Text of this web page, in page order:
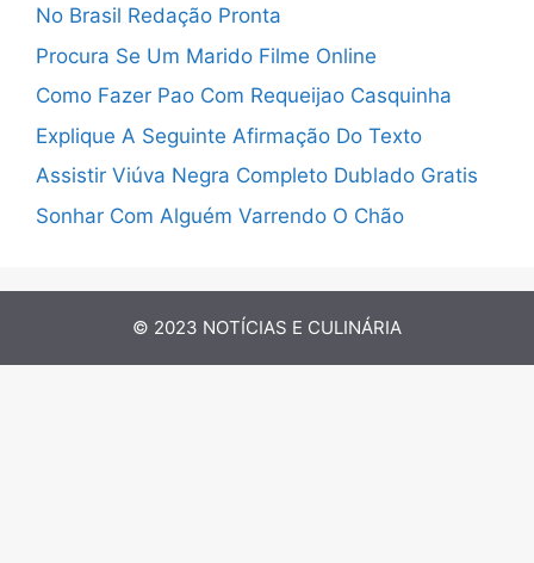
No Brasil Redação Pronta
Procura Se Um Marido Filme Online
Como Fazer Pao Com Requeijao Casquinha
Explique A Seguinte Afirmação Do Texto
Assistir Viúva Negra Completo Dublado Gratis
Sonhar Com Alguém Varrendo O Chão
© 2023 NOTÍCIAS E CULINÁRIA